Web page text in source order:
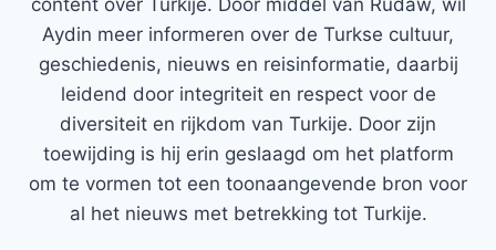
content over Turkije. Door middel van Rudaw, wil
Aydin meer informeren over de Turkse cultuur,
geschiedenis, nieuws en reisinformatie, daarbij
leidend door integriteit en respect voor de
diversiteit en rijkdom van Turkije. Door zijn
toewijding is hij erin geslaagd om het platform
om te vormen tot een toonaangevende bron voor
al het nieuws met betrekking tot Turkije.